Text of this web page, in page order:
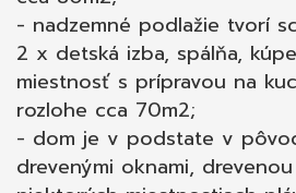
- nadzemné podlažie tvorí
2 x detská izba, spálňa,
miestnosť s prípravou na
rozlohe cca 70m2;
- dom je v podstate v
drevenými oknami,